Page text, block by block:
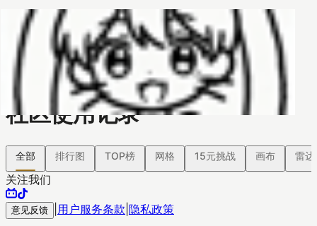
哈基榜
搜索
创建模板
返回模版
社区使用记录
全部 排行图 TOP榜 网格 15元挑战 画布 雷达
关注我们
意见反馈 用户服务条款 隐私政策